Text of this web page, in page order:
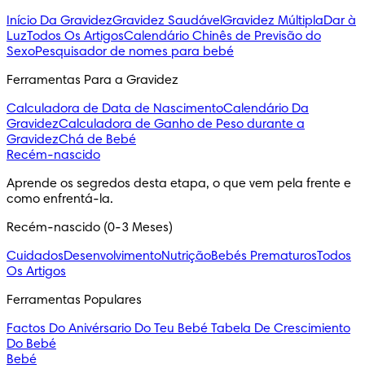
Início Da GravidezGravidez SaudávelGravidez MúltiplaDar à
LuzTodos Os ArtigosCalendário Chinês de Previsão do
SexoPesquisador de nomes para bebé
Ferramentas Para a Gravidez
Calculadora de Data de NascimentoCalendário Da
GravidezCalculadora de Ganho de Peso durante a
GravidezChá de Bebé
Recém-nascido
Aprende os segredos desta etapa, o que vem pela frente e
como enfrentá-la.
Recém-nascido (0-3 Meses)
CuidadosDesenvolvimentoNutriçãoBebés PrematurosTodos
Os Artigos
Ferramentas Populares
Factos Do Anivérsario Do Teu Bebé Tabela De Crescimiento
Do Bebé
Bebé